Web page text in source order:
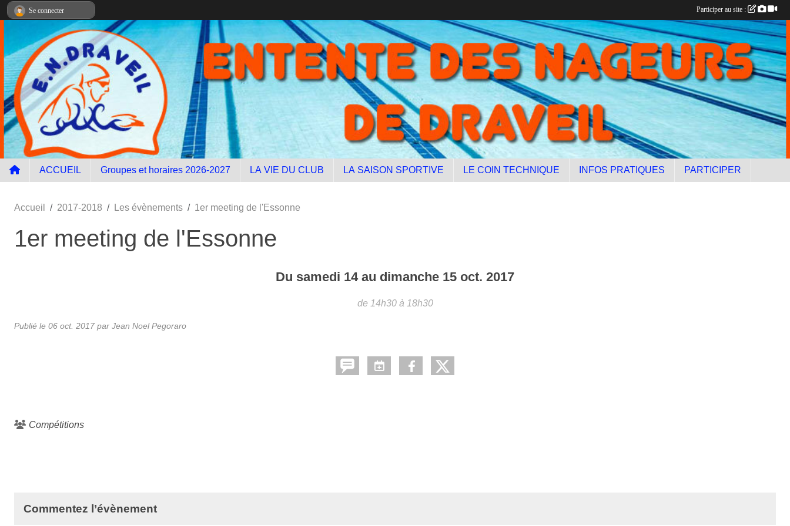
ACCUEIL Groupes et horaires 2026-2027 LA VIE DU CLUB LA SAISON SPORTIVE LE COIN TECHNIQUE INFOS PRATIQUES PARTICIPER
Accueil 2017-2018 Les évènements 1er meeting de l'Essonne
1er meeting de l'Essonne
Du samedi 14au dimanche 15 oct. 2017
de 14h30 à 18h30
Publié le 06 oct. 2017 par Jean Noel Pegoraro
Compétitions
Commentez l’évènement
Se connecter Participer au site :
Panneau de gestion des cookies